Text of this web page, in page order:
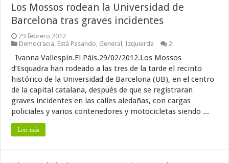
Los Mossos rodean la Universidad de
Barcelona tras graves incidentes
29 febrero 2012
Democracia Está Pasando General Izquierda 2
Ivanna Vallespin.El Páis.29/02/2012.Los Mossos
d’Esquadra han rodeado a las tres de la tarde el recinto
histórico de la Universidad de Barcelona (UB), en el centro
de la capital catalana, después de que se registraran
graves incidentes en las calles aledañas, con cargas
policiales y varios contenedores y motocicletas siendo ...
Leer más